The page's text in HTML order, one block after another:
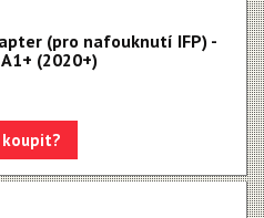
(pro nafouknutí IFP) -
(2020+)
koupit?